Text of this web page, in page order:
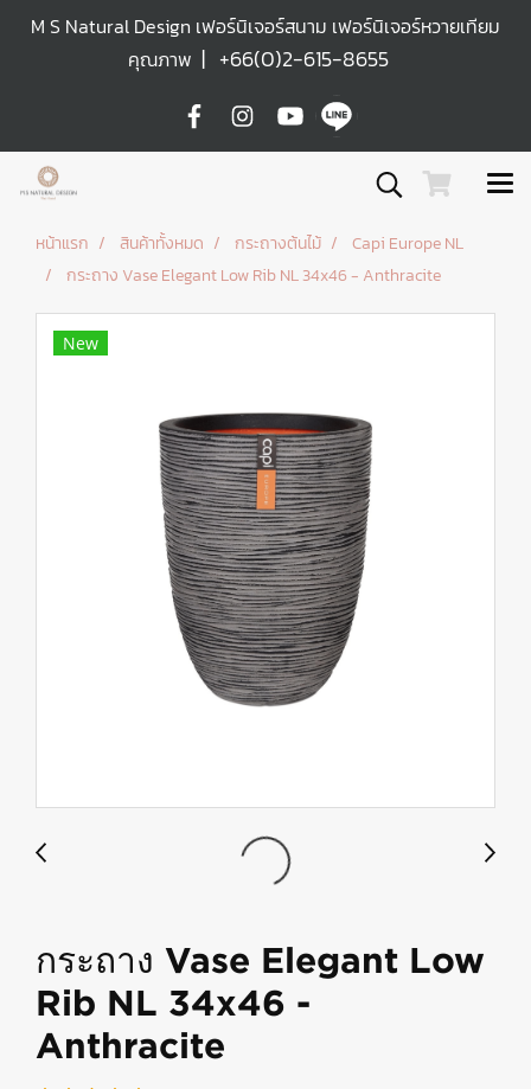
M S Natural Design เฟอร์นิเจอร์สนาม เฟอร์นิเจอร์หวายเทียม
คุณภาพ | +66(0)2-615-8655
หน้าแรก สินค้าทั้งหมด กระถางต้นไม้
Capi Europe NL
กระถาง Vase Elegant Low Rib NL 34x46 - Anthracite
New
กระถาง Vase Elegant Low
Rib NL 34x46 -
Anthracite